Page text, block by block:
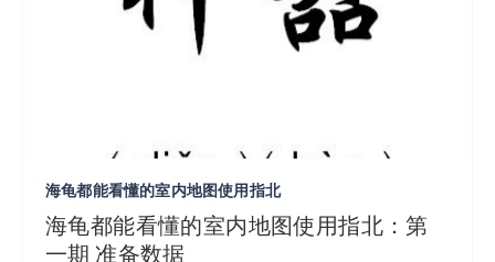
海龟都能看懂的室内地图使用指北
海龟都能看懂的室内地图使用指北：第
一期 准备数据